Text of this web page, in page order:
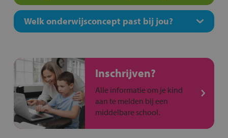
Welk onderwijsconcept past bij jou?
Inschrijven?
Alle informatie om je kind
aan te melden bij een
middelbare school.